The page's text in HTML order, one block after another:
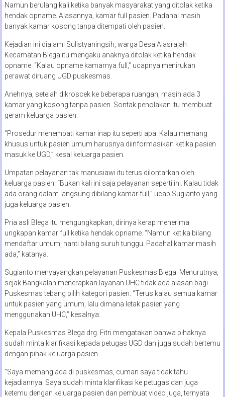
Namun berulang kali ketika banyak masyarakat yang ditolak ketika
hendak opname. Alasannya, kamar full pasien. Padahal masih
banyak kamar kosong tanpa ditempati oleh pasien.
Kejadian ini dialami Sulistyaningsih, warga Desa Alasrajah
Kecamatan Blega itu mengaku anaknya ditolak ketika hendak
opname. “Kalau opname kamarnya full,” ucapnya menirukan
perawat diruang UGD puskesmas.
Anehnya, setelah dikroscek ke beberapa ruangan, masih ada 3
kamar yang kosong tanpa pasien. Sontak penolakan itu membuat
geram keluarga pasien.
“Prosedur menempati kamar inap itu seperti apa. Kalau memang
khusus untuk pasien umum harusnya diinformasikan ketika pasien
masuk ke UGD,” kesal keluarga pasien.
Umpatan pelayanan tak manusiawi itu terus dilontarkan oleh
keluarga pasien. “Bukan kali ini saja pelayanan seperti ini. Kalau tidak
ada orang dalam langsung dibilang kamar full,” ucap Sugianto yang
juga keluarga pasien.
Pria asli Blega itu mengungkapkan, dirinya kerap menerima
ungkapan kamar full ketika hendak opname. “Namun ketika bilang
mendaftar umum, nanti bilang suruh tunggu. Padahal kamar masih
ada,” katanya.
Sugianto menyayangkan pelayanan Puskesmas Blega. Menurutnya,
sejak Bangkalan menerapkan layanan UHC tidak ada alasan bagi
Puskesmas tebang pilih kategori pasien. “Terus kalau semua kamar
untuk pasien yang umum, lalu dimana letak pasien yang
menggunakan UHC,” kesalnya.
Kepala Puskesmas Blega drg. Fitri mengatakan bahwa pihaknya
sudah minta klarifikasi kepada petugas UGD dan juga sudah bertemu
dengan pihak keluarga pasien.
“Saya memang ada di puskesmas, cuman saya tidak tahu
kejadiannya. Saya sudah minta klarifikasi ke petugas dan juga
ketemu dengan keluarga pasien dan pembuat video juga, ternyata